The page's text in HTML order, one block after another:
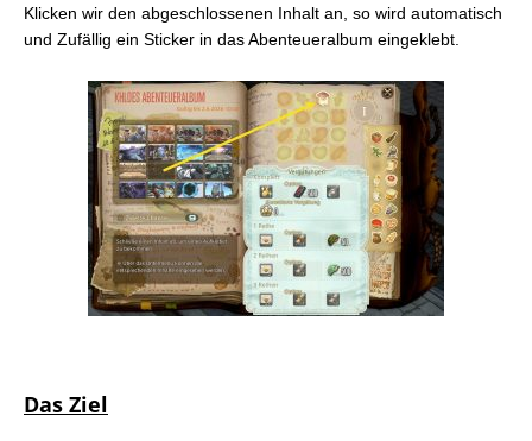
Klicken wir den abgeschlossenen Inhalt an, so wird automatisch
und Zufällig ein Sticker in das Abenteueralbum eingeklebt.
Das Ziel